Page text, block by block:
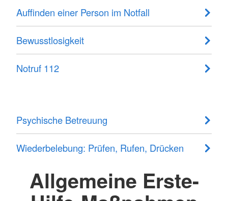
Auffinden einer Person im Notfall
Bewusstlosigkeit
Notruf 112
Psychische Betreuung
Wiederbelebung: Prüfen, Rufen, Drücken
Allgemeine Erste-